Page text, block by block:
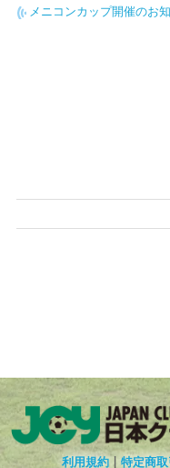
メニコンカップ開催のお
利用規約 | 特定商